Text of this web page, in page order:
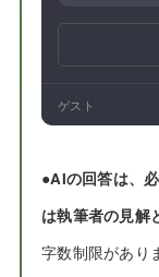
ゲスト
●AIの回答は、
は執筆者の見解
字数制限があり